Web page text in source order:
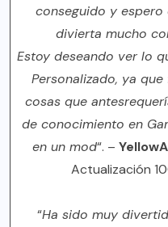
conseguido y
divierta mucho
Estoy deseando ver lo
Personalizado, ya
cosas que
de conocimiento en
en un mod“. –
Actualización
“Ha sido muy